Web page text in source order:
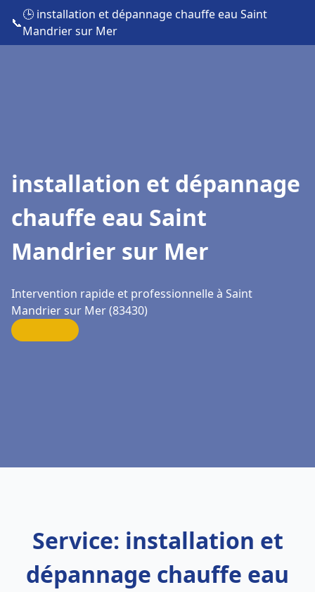
📞
🕒 installation et dépannage chauffe eau Saint
Mandrier sur Mer
installation et dépannage
chauffe eau Saint
Mandrier sur Mer
Intervention rapide et professionnelle à Saint
Mandrier sur Mer (83430)
Service: installation et
dépannage chauffe eau